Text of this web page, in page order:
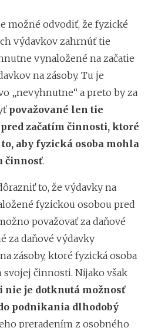
možné odvodiť, že fyzické
výdavkov zahrnúť tie
vynaložené na začatie
na zásoby. Tu je
„nevyhnutne“ a preto by za
považované len tie
začatím činnosti, ktoré
aby fyzická osoba mohla
činnosť.
to, že výdavky na
fyzickou osobou pred
považovať za daňové
za daňové výdavky
zásoby, ktoré fyzická osoba
činnosti. Nijako však
nie je dotknutá možnosť
podnikania dlhodobý
preradením z osobného